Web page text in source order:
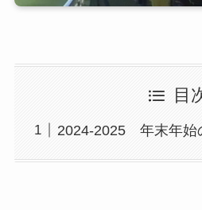
目
2024-2025 年末年始